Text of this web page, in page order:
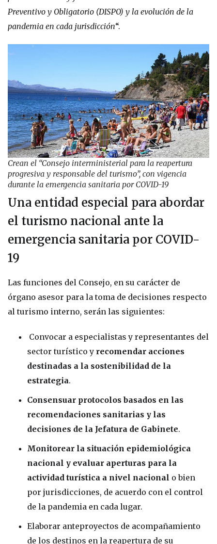
Preventivo y Obligatorio (DISPO) y la evolución de la
pandemia en cada jurisdicción“.
Crean el “Consejo interministerial para la reapertura
progresiva y responsable del turismo”, con vigencia
durante la emergencia sanitaria por COVID-19
Una entidad especial para abordar
el turismo nacional ante la
emergencia sanitaria por COVID-
19
Las funciones del Consejo, en su carácter de
órgano asesor para la toma de decisiones respecto
al turismo interno, serán las siguientes:
Convocar a especialistas y representantes del
sector turístico y recomendar acciones
destinadas a la sostenibilidad de la
estrategia.
Consensuar protocolos basados en las
recomendaciones sanitarias y las
decisiones de la Jefatura de Gabinete.
Monitorear la situación epidemiológica
nacional y evaluar aperturas para la
actividad turística a nivel nacional o bien
por jurisdicciones, de acuerdo con el control
de la pandemia en cada lugar.
Elaborar anteproyectos de acompañamiento
de los destinos en la reapertura de su